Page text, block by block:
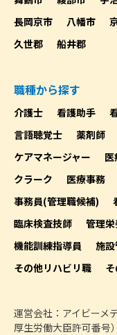
長岡京市
八幡市
久世郡
船井郡
職種から探す
介護士 看護助手
言語聴覚士
薬剤師
ケアマネージャー
医
クラーク
医療事務
事務員(管理職候補)
臨床検査技師
管理
機能訓練指導員
施
その他リハビリ職
運営会社：アイビーメ
厚生労働大臣許可番号）